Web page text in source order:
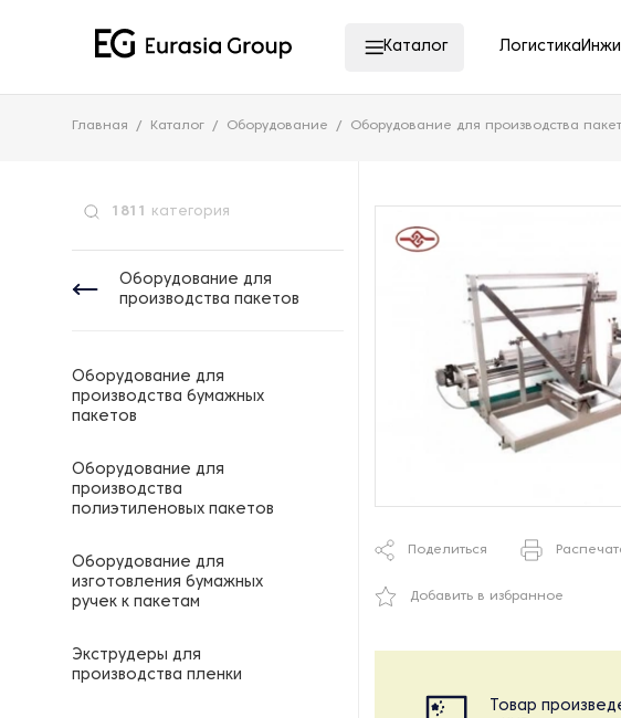
Каталог Логистика
Главная Каталог Оборудование Оборудование для производства
1811 категория
Оборудование для
производства пакетов
Оборудование для
производства бумажных
пакетов
Оборудование для
производства
полиэтиленовых пакетов
Оборудование для
изготовления бумажных
ручек к пакетам
Экструдеры для
производства пленки
Поделиться
Добавить в избранное
Товар